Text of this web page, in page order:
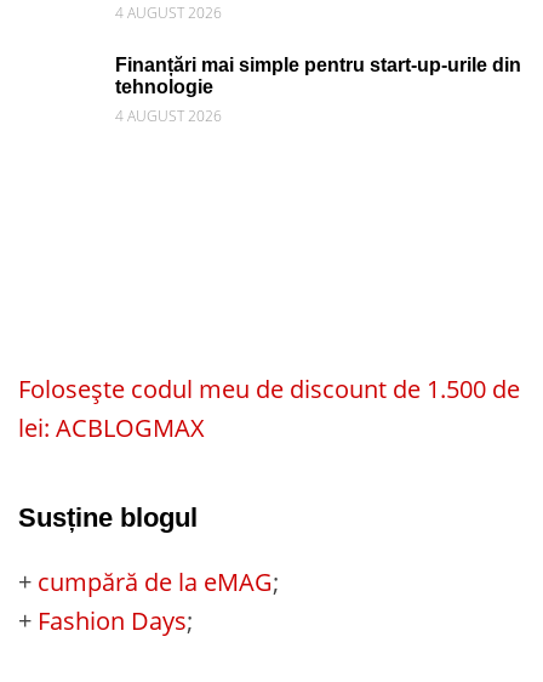
4 AUGUST 2026
Finanțări mai simple pentru start-up-urile din
tehnologie
4 AUGUST 2026
Folosește codul meu de discount de 1.500 de
lei: ACBLOGMAX
Susține blogul
+ cumpără de la eMAG;
+ Fashion Days;